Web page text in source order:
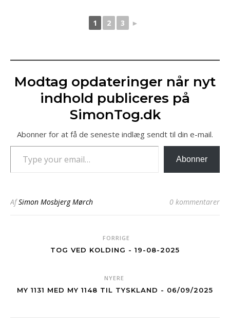
1 2 3 ►
Modtag opdateringer når nyt
indhold publiceres på
SimonTog.dk
Abonner for at få de seneste indlæg sendt til din e-mail.
Type your email…
Abonner
AfSimon Mosbjerg Mørch 0 kommentarer
FORRIGE
TOG VED KOLDING - 19-08-2025
NYERE
MY 1131 MED MY 1148 TIL TYSKLAND - 06/09/2025